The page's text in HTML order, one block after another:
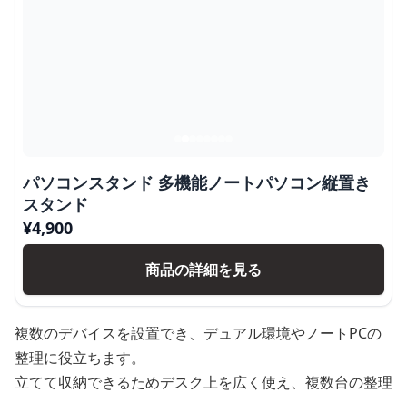
パソコンスタンド 多機能ノートパソコン縦置き
スタンド
¥4,900
商品の詳細を見る
複数のデバイスを設置でき、デュアル環境やノートPCの
整理に役立ちます。
立てて収納できるためデスク上を広く使え、複数台の整理